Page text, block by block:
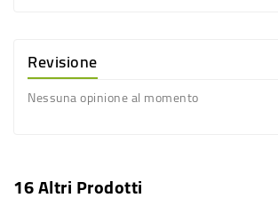
Revisione
Nessuna opinione al momento
16 Altri Prodotti